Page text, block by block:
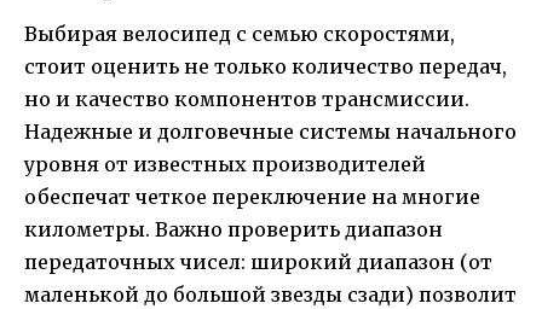
Выбирая велосипед с семью скоростями,
стоит оценить не только количество передач,
но и качество компонентов трансмиссии.
Надежные и долговечные системы начального
уровня от известных производителей
обеспечат четкое переключение на многие
километры. Важно проверить диапазон
передаточных чисел: широкий диапазон (от
маленькой до большой звезды сзади) позволит